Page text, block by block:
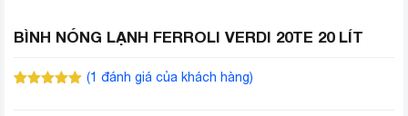
BÌNH NÓNG LẠNH FERROLI VERDI 20TE 20 LÍT
(1 đánh giá của khách hàng)